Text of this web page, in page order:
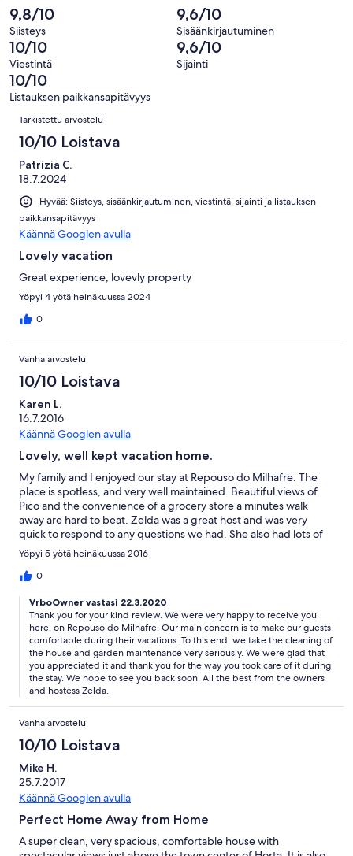
arvostelua
kautta
35
arvostelua
0
kautta
35
arvostelua
-
Hirveä.
0
kautta
35
arvostelua
9,8/10
Siisteys
9,6/10
Sisäänkirjautuminen
10/10
Viestintä
9,6/10
Sijainti
10/10
Listauksen paikkansapitävyys
Arvostelut
Tarkistettu arvostelu
10/10 Loistava
Patrizia C.
18.7.2024
Hyvää: Siisteys, sisäänkirjautuminen, viestintä, sijainti ja listauksen
paikkansapitävyys
Käännä Googlen avulla
Lovely vacation
Great experience, lovevly property
Yöpyi 4 yötä heinäkuussa 2024
0
Vanha arvostelu
10/10 Loistava
Karen L.
16.7.2016
Käännä Googlen avulla
Lovely, well kept vacation home.
My family and I enjoyed our stay at Repouso do Milhafre. The
place is spotless, and very well maintained. Beautiful views of
Pico and the convenience of a grocery store a minutes walk
away are hard to beat. Zelda was a great host and was very
quick to respond to any questions we had. She also had lots of
great suggestions for making the most of our holiday. We loved
the town of Horta and the island of Faial! Karen and family,
Toronto, Canada
Yöpyi 5 yötä heinäkuussa 2016
0
VrboOwner vastasi 22.3.2020
Thank you for your kind review. We were very happy to receive you
here, on Repouso do Milhafre. Our main concern is to make our guests
comfortable during their vacations. To this end, we take the cleaning of
the house and garden maintenance very seriously. We were glad that
you appreciated it and thank you for the way you took care of it during
the stay. We hope to see you back soon. All the best from the owners
and hostess Zelda.
Vanha arvostelu
10/10 Loistava
Mike H.
25.7.2017
Käännä Googlen avulla
Perfect Home Away from Home
A super clean, very spacious, comfortable house with